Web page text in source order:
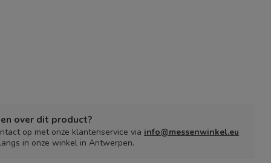
over dit product?
op met onze klantenservice via info@messenwinkel.eu
in onze winkel in Antwerpen.